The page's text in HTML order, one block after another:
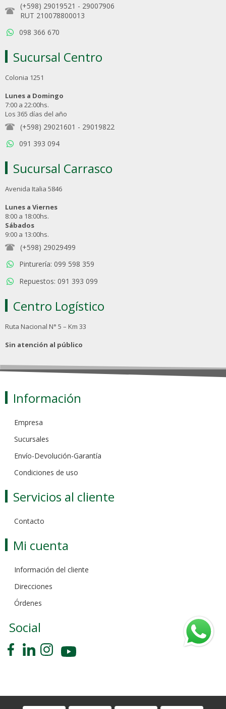
(+598) 29019521 - 29007906
RUT 210078800013
098 366 670
Sucursal Centro
Colonia 1251
Lunes a Domingo
7:00 a 22:00hs.
Los 365 días del año
(+598) 29021601 - 29019822
091 393 094
Sucursal Carrasco
Avenida Italia 5846
Lunes a Viernes
8:00 a 18:00hs.
Sábados
9:00 a 13:00hs.
(+598) 29029499
Pinturería: 099 598 359
Repuestos: 091 393 099
Centro Logístico
Ruta Nacional N° 5 – Km 33
Sin atención al público
Información
Empresa
Sucursales
Envío-Devolución-Garantía
Condiciones de uso
Servicios al cliente
Contacto
Mi cuenta
Información del cliente
Direcciones
Órdenes
Social